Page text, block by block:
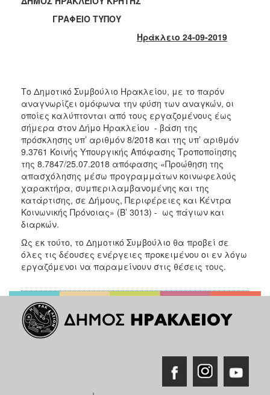
2018
2017
2012
2011
2010
2006
ΔΗΜΟΤΗΣ
ΕΠΙΣΚΕΠΤΗΣ
ΗΡΑΚΛΕΙΟ
ΓΡΑΦΕΙΟ ΤΥΠΟΥ
Ηράκλειο 24-09-2019
Το Δημοτικό Συμβούλιο Ηρακλείου, με το παρόν
αναγνωρίζει ομόφωνα την φύση των αναγκών, οι
οποίες καλύπτονται από τους εργαζομένους έως
σήμερα στον Δήμο Ηρακλείου - βάση της
πρόσκλησης υπ’ αριθμόν 8/2018 και της υπ’ αριθμόν
9.3761 Κοινής Υπουργικής Απόφασης Τροποποίησης
της 8.7847/25.07.2018 απόφασης «Προώθηση της
απασχόλησης μέσω προγραμμάτων κοινωφελούς
χαρακτήρα, συμπεριλαμβανομένης και της
κατάρτισης, σε Δήμους, Περιφέρειες και Κέντρα
Κοινωνικής Πρόνοιας» (Β’ 3013) - ως πάγιων και
διαρκών.
Ως εκ τούτο, το Δημοτικό Συμβούλιο θα προβεί σε
όλες τις δέουσες ενέργειες προκειμένου οι εν λόγω
εργαζόμενοι να παραμείνουν στις θέσεις τους.